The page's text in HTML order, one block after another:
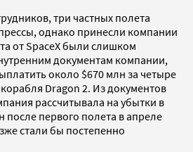
три частных полета
однако принесли компании
от SpaceX были слишком
документам компании,
около $670 млн за четыре
Dragon 2. Из документов
рассчитывала на убытки в
после первого полета в апреле
стали бы постепенно